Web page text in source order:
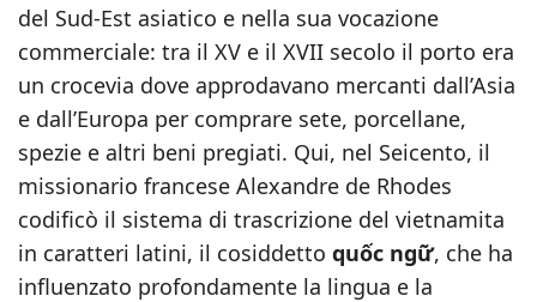
del Sud-Est asiatico e nella sua vocazione
commerciale: tra il XV e il XVII secolo il porto era
un crocevia dove approdavano mercanti dall’Asia
e dall’Europa per comprare sete, porcellane,
spezie e altri beni pregiati. Qui, nel Seicento, il
missionario francese Alexandre de Rhodes
codificò il sistema di trascrizione del vietnamita
in caratteri latini, il cosiddetto quốc ngữ, che ha
influenzato profondamente la lingua e la